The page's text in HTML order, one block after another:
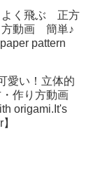
よく飛ぶ 正方
動画 簡単♪
pattern
愛い！立体的
作り方動画
origami.It's